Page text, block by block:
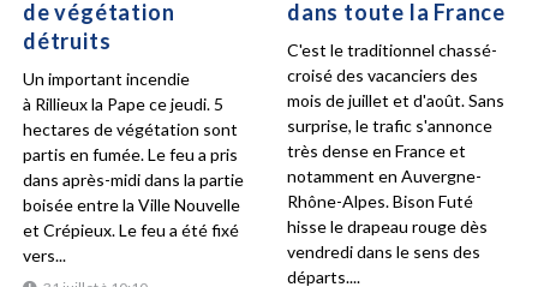
de végétation
détruits
Un important incendie
à Rillieux la Pape ce jeudi. 5
hectares de végétation sont
partis en fumée. Le feu a pris
dans après-midi dans la partie
boisée entre la Ville Nouvelle
et Crépieux. Le feu a été fixé
vers...
dans toute la France
C'est le traditionnel chassé-
croisé des vacanciers des
mois de juillet et d'août. Sans
surprise, le trafic s'annonce
très dense en France et
notamment en Auvergne-
Rhône-Alpes. Bison Futé
hisse le drapeau rouge dès
vendredi dans le sens des
départs....